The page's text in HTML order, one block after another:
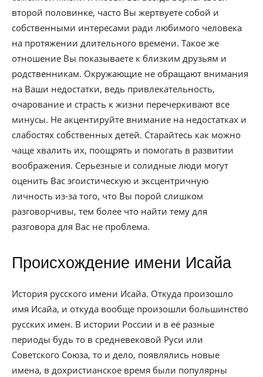
второй половинке, часто Вы жертвуете собой и
собственными интересами ради любимого человека
на протяжении длительного времени. Такое же
отношение Вы показываете к близким друзьям и
родственникам. Окружающие не обращают внимания
на Ваши недостатки, ведь привлекательность,
очарование и страсть к жизни перечеркивают все
минусы. Не акцентируйте внимание на недостатках и
слабостях собственных детей. Старайтесь как можно
чаще хвалить их, поощрять и помогать в развитии
воображения. Серьезные и солидные люди могут
оценить Вас эгоистическую и эксцентричную
личность из-за того, что Вы порой слишком
разговорчивы, тем более что найти тему для
разговора для Вас не проблема.
Происхождение имени Исайа
История русского имени Исайа. Откуда произошло
имя Исайа, и откуда вообще произошли большинство
русских имен. В истории России и в её разные
периоды будь то в средневековой Руси или
Советского Союза, то и дело, появлялись новые
имена, в дохристианское время были популярны